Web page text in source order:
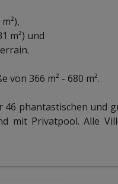
m²) und
von 366 m² - 680 m².
46 phantastischen und
mit Privatpool. Alle